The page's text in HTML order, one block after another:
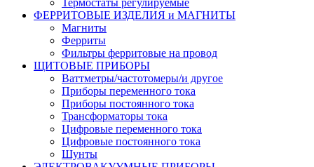
ФЕРРИТОВЫЕ ИЗДЕЛИЯ и МАГНИТЫ
Магниты
Ферриты
Фильтры ферритовые на провод
ЩИТОВЫЕ ПРИБОРЫ
Ваттметры/частотомеры/и другое
Приборы переменного тока
Приборы постоянного тока
Трансформаторы тока
Цифровые переменного тока
Цифровые постоянного тока
Шунты